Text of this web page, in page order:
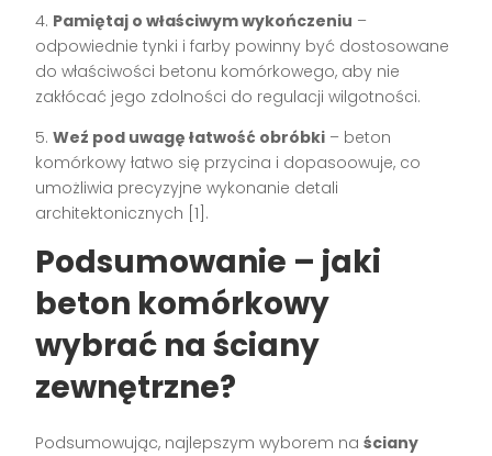
4. Pamiętaj o właściwym wykończeniu –
odpowiednie tynki i farby powinny być dostosowane
do właściwości betonu komórkowego, aby nie
zakłócać jego zdolności do regulacji wilgotności.
5.Weź pod uwagę łatwość obróbki – beton
komórkowy łatwo się przycina i dopasoowuje, co
umożliwia precyzyjne wykonanie detali
architektonicznych [1].
Podsumowanie – jaki
beton komórkowy
wybrać na ściany
zewnętrzne?
Podsumowując, najlepszym wyborem naściany